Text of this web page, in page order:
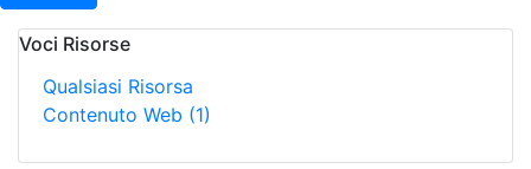
Voci Risorse
Qualsiasi Risorsa
Contenuto Web (1)